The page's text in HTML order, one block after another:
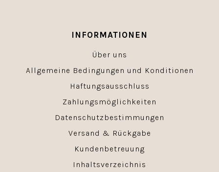
INFORMATIONEN
Über uns
Allgemeine Bedingungen und Konditionen
Haftungsausschluss
Zahlungsmöglichkeiten
Datenschutzbestimmungen
Versand & Rückgabe
Kundenbetreuung
Inhaltsverzeichnis